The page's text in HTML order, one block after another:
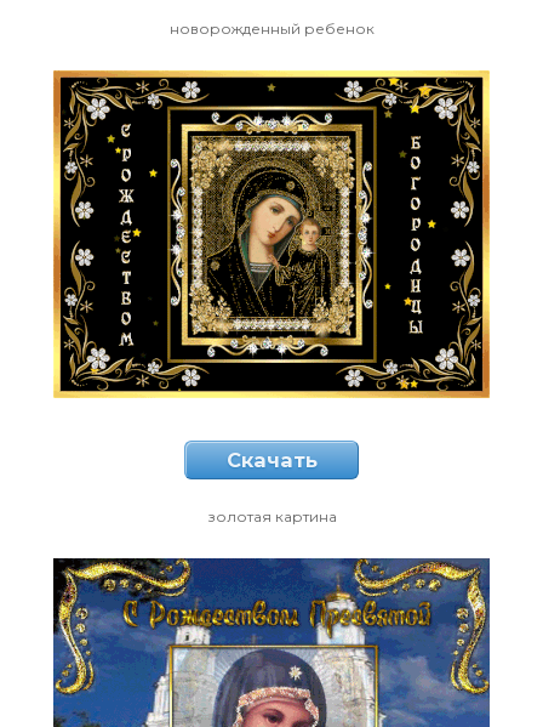
новорожденный ребенок
Скачать
золотая картина